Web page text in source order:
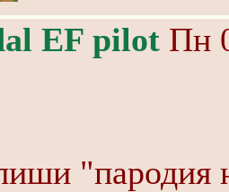
EF pilot Пн
"пародия